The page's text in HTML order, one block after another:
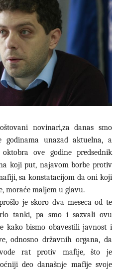
novinari,za danas smo
unazad aktuelna, a
ove godine predsednik
koji put, najavom borbe protiv
sa konstatacijom da oni koji
moraće maljem u glavu.
je skoro dva meseca od te
tanki, pa smo i sazvali ovu
kako bismo obavestili javnost i
odnosno državnih organa, da
rat protiv mafije, što je
deo današnje mafije svoje